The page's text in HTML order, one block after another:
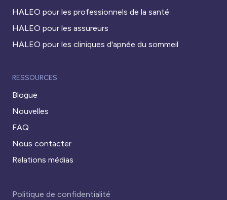
HALEO pour les professionnels de la santé
HALEO pour les assureurs
HALEO pour les cliniques d'apnée du sommeil
RESSOURCES
Blogue
Nouvelles
FAQ
Nous contacter
Relations médias
Politique de confidentialité